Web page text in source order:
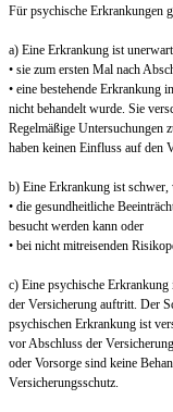
Für psychische Erkrankungen
a) Eine Erkrankung ist
• sie zum ersten Mal nach
• eine bestehende Erkrankung
nicht behandelt wurde. Sie
Regelmäßige Untersuchungen
haben keinen Einfluss auf den
b) Eine Erkrankung ist schwer,
• die gesundheitliche
besucht werden kann oder
• bei nicht mitreisenden
c) Eine psychische
der Versicherung auftritt. Der
psychischen Erkrankung ist
vor Abschluss der
oder Vorsorge sind keine
Versicherungsschutz.